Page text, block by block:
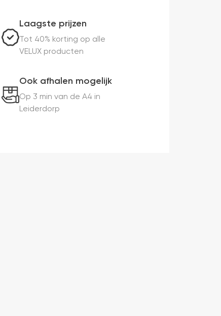
Laagste prijzen
Tot 40% korting op alle
VELUX producten
Ook afhalen mogelijk
Op 3 min van de A4 in
Leiderdorp